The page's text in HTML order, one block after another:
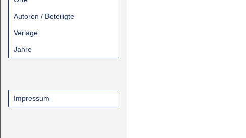
Autoren / Beteiligte
Verlage
Jahre
Impressum